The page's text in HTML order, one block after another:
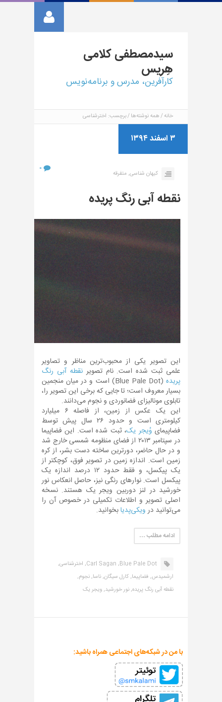
سیدمصطفیکلامی
هِریس
کارآفرین، مدرس و برنامه‌نویس
خانه همه نوشته‌ها برچسب: اخترشناسی
۳ اسفند ۱۳۹۴
کیهان شناسی, متفرقه
۰
نقطه آبی رنگ پریده
این تصویر یکی از محبوب‌ترین مناظر و تصاویر
علمی ثبت شده است. نام تصویرنقطه آبی رنگ
پریده
(Blue Pale Dot) است و در میان منجمین
بسیار معروف است؛ تا جایی که برخی این تصویر را،
تابلوی مونالیزای فضانوردی و نجوم می‌دانند.
این یک عکس از زمین، از فاصله ۶ میلیارد
کیلومتری است و حدود ۲۶ سال پیش توسط
فضاپیمای وُیجر یک، ثبت شده است. این فضاپیما
در سپتامبر ۲۰۱۳ از فضای منظومه شمسی خارج شد
و در حال حاضر، دورترین ساخته دست بشر، از کره
زمین است. اندازه زمین در تصویر فوق، کوچکتر از
یک پیکسل، و فقط حدود ۱۲ درصد اندازه یک
پیکسل است. نوارهای رنگی نیز، حاصل انعکاس نور
خورشید در لنز دوربین ویجر یک هستند. نسخه
اصلی تصویر و اطلاعات تکمیلی در خصوص آن را
می‌توانید درویکی‌پدیابخوانید.
ادامه مطلب …
Blue Pale Dot,
Carl Sagan, اخترشناسی,
ارشمیدس, فضاپیما,کارل سیگان,ناسا,نجوم,
نقطه آبی رنگ پریده,نور خورشید,ویجر یک
با من در شبکه‌های اجتماعی همراه باشید: